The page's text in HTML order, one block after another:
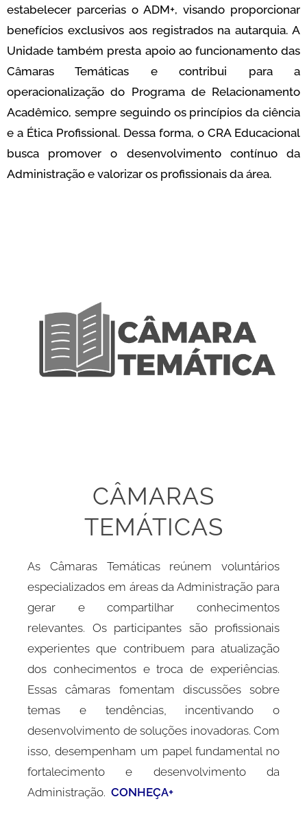
estabelecer parcerias o ADM+, visando proporcionar
benefícios exclusivos aos registrados na autarquia. A
Unidade também presta apoio ao funcionamento das
Câmaras Temáticas e contribui para a
operacionalização do Programa de Relacionamento
Acadêmico, sempre seguindo os princípios da ciência
e a Ética Profissional. Dessa forma, o CRA Educacional
busca promover o desenvolvimento contínuo da
Administração e valorizar os profissionais da área.
CÂMARAS
TEMÁTICAS
As Câmaras Temáticas reúnem voluntários
especializados em áreas da Administração para
gerar e compartilhar conhecimentos
relevantes. Os participantes são profissionais
experientes que contribuem para atualização
dos conhecimentos e troca de experiências.
Essas câmaras fomentam discussões sobre
temas e tendências, incentivando o
desenvolvimento de soluções inovadoras. Com
isso, desempenham um papel fundamental no
fortalecimento e desenvolvimento da
Administração. CONHEÇA+